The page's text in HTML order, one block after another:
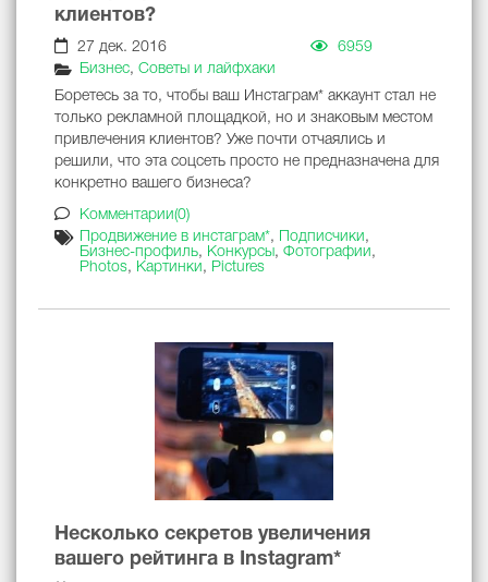
клиентов?
27 дек. 2016
6959
Бизнес, Советы и лайфхаки
Боретесь за то, чтобы ваш Инстаграм* аккаунт стал не
только рекламной площадкой, но и знаковым местом
привлечения клиентов? Уже почти отчаялись и
решили, что эта соцсеть просто не предназначена для
конкретно вашего бизнеса?
Комментарии(0)
Продвижение в инстаграм*, Подписчики ,
Бизнес-профиль, Конкурсы , Фотографии ,
Photos, Картинки , Pictures
Несколько секретов увеличения
вашего рейтинга в Instagram*